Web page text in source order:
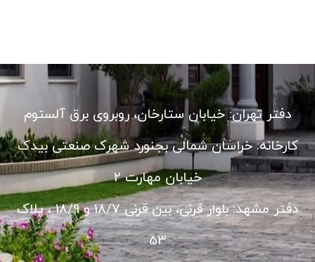
دفتر تهران: خیابان ستارخان، روبروی برق آلستوم
کارخانه: خراسان شمالی بجنورد شهرک صنعتی بیدک
خیابان مهارت 2
دفتر مشهد: بلوار قرنی، بین قرنی 18/7 و 18/9 ، پلاک
53